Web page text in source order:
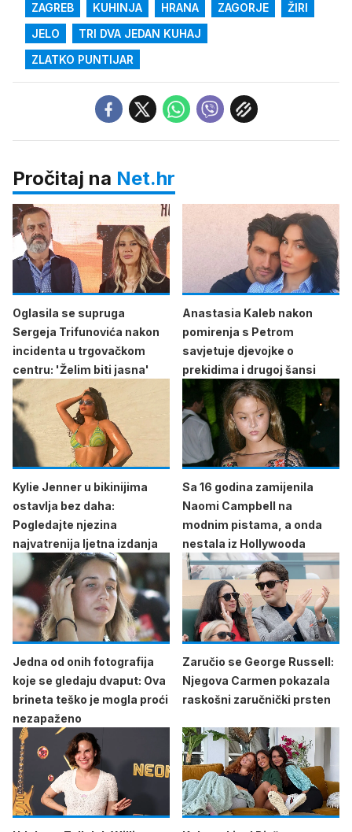
ZAGREB KUHINJA HRANA ZAGORJE
ŽIRI
JELO
TRI DVA JEDAN KUHAJ
ZLATKO PUNTIJAR
Pročitaj na Net.hr
Oglasila se supruga
Sergeja Trifunovića nakon
incidenta u trgovačkom
centru: 'Želim biti jasna'
Anastasia Kaleb nakon
pomirenja s Petrom
savjetuje djevojke o
prekidima i drugoj šansi
Kylie Jenner u bikinijima
ostavlja bez daha:
Pogledajte njezina
najvatrenija ljetna izdanja
Sa 16 godina zamijenila
Naomi Campbell na
modnim pistama, a onda
nestala iz Hollywooda
Jedna od onih fotografija
koje se gledaju dvaput: Ova
brineta teško je mogla proći
nezapaženo
Zaručio se George Russell:
Njegova Carmen pokazala
raskošni zaručnički prsten